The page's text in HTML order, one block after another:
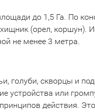
до 1,5 Га. По
(орел, коршун).
не менее 3 метра.
голуби, скворцы и
устройства или
действия.